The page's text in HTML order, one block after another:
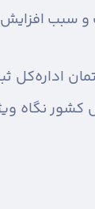
و سبب
اداره‌کل
نگاه